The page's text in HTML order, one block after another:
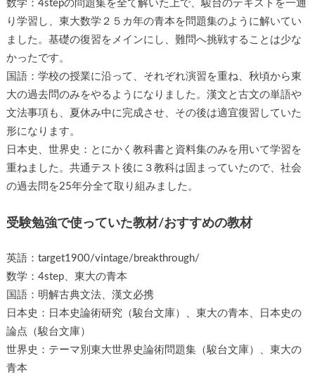
数学：4stepの問題集を全て解いた上で、駿台のテキストを一通
り学習し、東大数学２５カ年の青本を問題集のように解いてい
ました。基礎の復習をメインにし、難問へ挑戦することは少な
かったです。
国語：学校の授業に沿って、それぞれ演習を重ね、秋頃から東
大の過去問のみをやるようになりました。漢文と古文の単語や
文法事項も、夏休み中に完成させ、その後は適宜復習していた
形になります。
日本史、世界史：とにかく教科書と資料集のみを用いて学習を
重ねました。共通テスト後に３教科は固まっていたので、社会
の過去問を25年分全て取り組みました。
受験勉強で使っていた教材/おすすめの教材
英語：target1900/vintage/breakthrough/
数学：4step、東大の青本
国語：明解古典文法、漢文必携
日本史：日本史論術研究（駿台文庫）、東大の青本、日本史の
論点（駿台文庫）
世界史：テーマ別東大世界史論術問題集（駿台文庫）、東大の
青本